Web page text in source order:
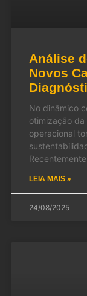
Análise
Novos
No dinâmico
otimização
operacional
LEIA MAIS »
24/08/2025